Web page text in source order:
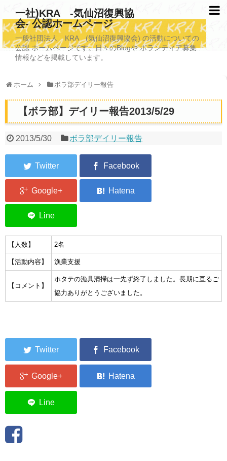
一社)KRA -気仙沼復興協
会- 公認ホームページ
一般社団法人 KRA (気仙沼復興協会) の活動についての
公認 ホームページです。日々のBlogや ボランティア募集
情報などを掲載しています。
ホーム ボラ部デイリー報告
【ボラ部】デイリー報告2013/5/29
2013/5/30 ボラ部デイリー報告
【人数】 2名
【活動内容】 漁業支援
【コメント】
ホタテの漁具清掃は一先ず終了しました。長期に亘るご
協力ありがとうございました。
TOPページ
KRAについて
写真救済事業
福祉事業
埋蔵発掘/資料整備事業
2026年3月11日捜索活動ボランティア募集 NEW
集中捜索活動の記録
ボランティア募集要項
ボランティアさん集合写真館
港町の編みっ娘ぶらぐ
編みっ娘たち紹介
KRA BLOG
リンク